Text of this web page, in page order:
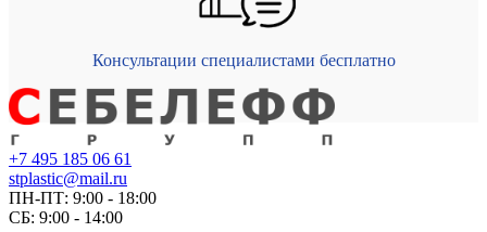
Консультации специалистами бесплатно
+7 495 185 06 61
stplastic@mail.ru
ПН-ПТ: 9:00 - 18:00
СБ: 9:00 - 14:00